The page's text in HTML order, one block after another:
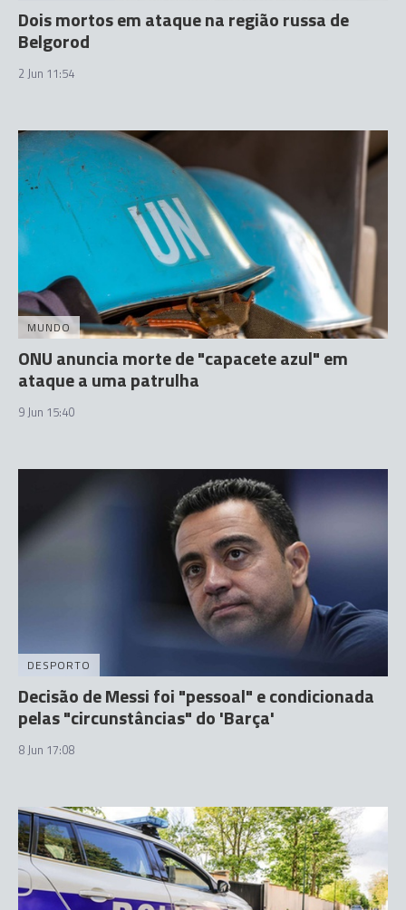
Dois mortos em ataque na região russa de
Belgorod
2 Jun 11:54
MUNDO
ONU anuncia morte de "capacete azul" em
ataque a uma patrulha
9 Jun 15:40
DESPORTO
Decisão de Messi foi "pessoal" e condicionada
pelas "circunstâncias" do 'Barça'
8 Jun 17:08